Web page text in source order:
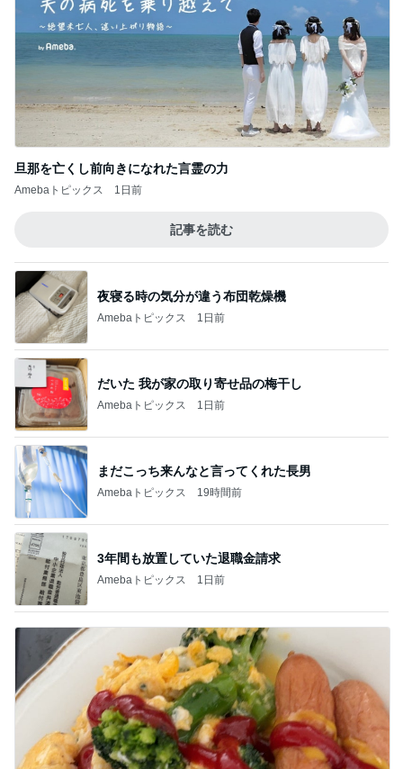
旦那を亡くし前向きになれた言霊の力
Amebaトピックス 1日前
記事を読む
夜寝る時の気分が違う布団乾燥機
Amebaトピックス 1日前
だいた 我が家の取り寄せ品の梅干し
Amebaトピックス 1日前
まだこっち来んなと言ってくれた長男
Amebaトピックス 19時間前
3年間も放置していた退職金請求
Amebaトピックス 1日前